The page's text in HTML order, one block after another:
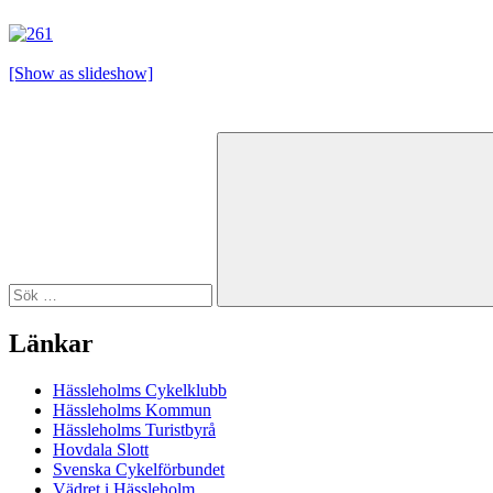
[Show as slideshow]
Länkar
Hässleholms Cykelklubb
Hässleholms Kommun
Hässleholms Turistbyrå
Hovdala Slott
Svenska Cykelförbundet
Vädret i Hässleholm